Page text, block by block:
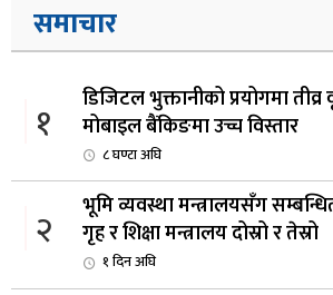
समाचार
१
डिजिटल भुक्तानीको प्रयोगमा
मोबाइल बैंकिङमा उच्च विस्तार
८ घण्टा अघि
२
भूमि व्यवस्था मन्त्रालयसँग
गृह र शिक्षा मन्त्रालय दोस्रो र तेस्रो
१ दिन अघि